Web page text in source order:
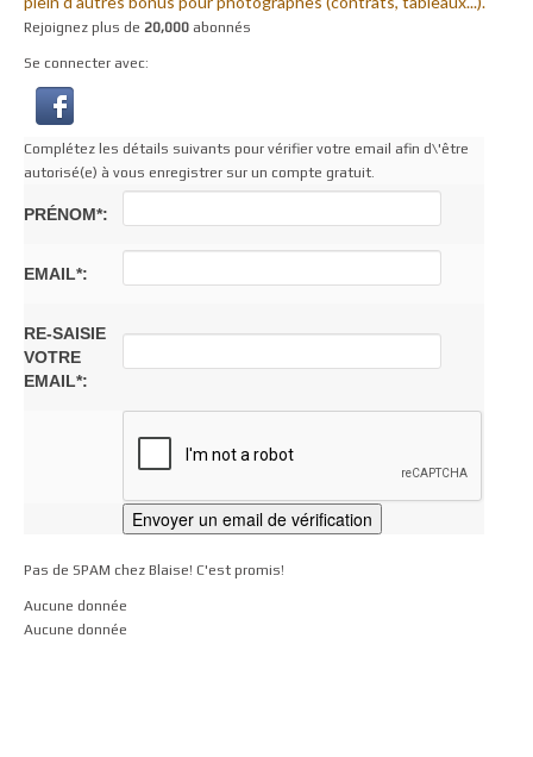
Rejoignez plus de 20,000 abonnés
Se connecter avec:
Complétez les détails suivants pour vérifier votre email afin d\'être
autorisé(e) à vous enregistrer sur un compte gratuit.
PRÉNOM*:
EMAIL*:
RE-SAISIE
VOTRE
EMAIL*:
Pas de SPAM chez Blaise! C'est promis!
Aucune donnée
Aucune donnée